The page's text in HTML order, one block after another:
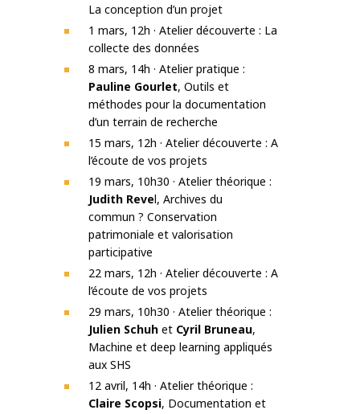
La conception d’un projet
1 mars, 12h · Atelier découverte : La
collecte des données
8 mars, 14h · Atelier pratique :
Pauline Gourlet, Outils et
méthodes pour la documentation
d’un terrain de recherche
15 mars, 12h · Atelier découverte : A
l’écoute de vos projets
19 mars, 10h30 · Atelier théorique :
Judith Revel, Archives du
commun ? Conservation
patrimoniale et valorisation
participative
22 mars, 12h · Atelier découverte : A
l’écoute de vos projets
29 mars, 10h30 · Atelier théorique :
Julien Schuh et Cyril Bruneau,
Machine et deep learning appliqués
aux SHS
12 avril, 14h · Atelier théorique :
Claire Scopsi, Documentation et